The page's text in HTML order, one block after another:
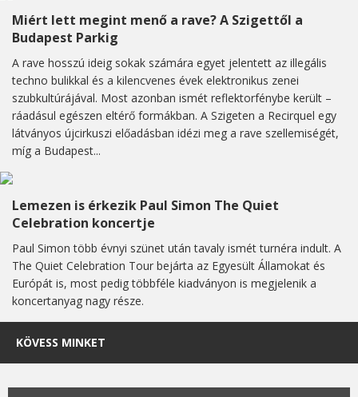
Miért lett megint menő a rave? A Szigettől a
Budapest Parkig
A rave hosszú ideig sokak számára egyet jelentett az illegális
techno bulikkal és a kilencvenes évek elektronikus zenei
szubkultúrájával. Most azonban ismét reflektorfénybe került –
ráadásul egészen eltérő formákban. A Szigeten a Recirquel egy
látványos újcirkuszi előadásban idézi meg a rave szellemiségét,
míg a Budapest...
Lemezen is érkezik Paul Simon The Quiet
Celebration koncertje
Paul Simon több évnyi szünet után tavaly ismét turnéra indult. A
The Quiet Celebration Tour bejárta az Egyesült Államokat és
Európát is, most pedig többféle kiadványon is megjelenik a
koncertanyag nagy része.
KÖVESS MINKET